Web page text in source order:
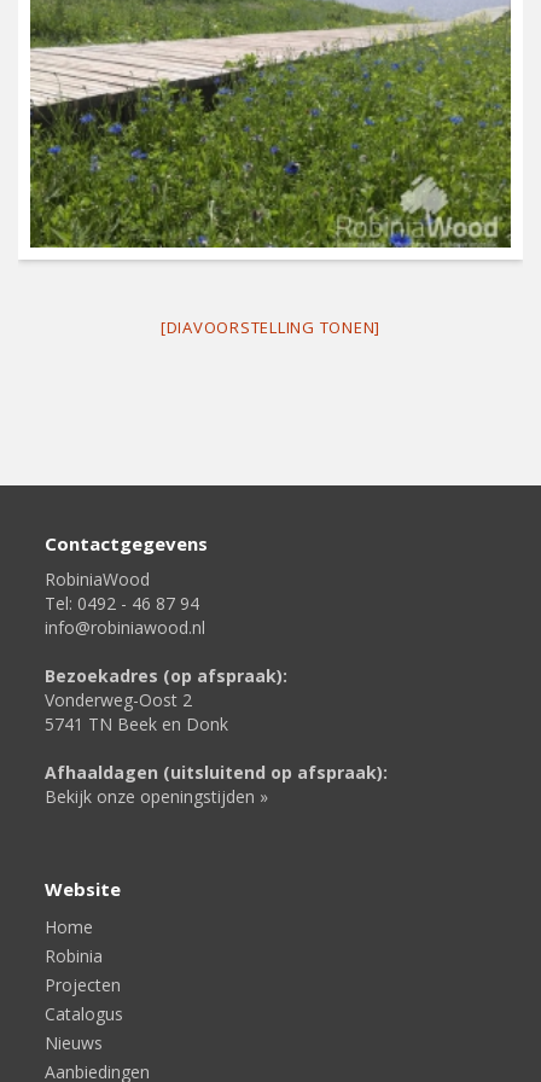
[DIAVOORSTELLING TONEN]
Contactgegevens
RobiniaWood
Tel: 0492 - 46 87 94
info@robiniawood.nl
Bezoekadres (op afspraak):
Vonderweg-Oost 2
5741 TN Beek en Donk
Afhaaldagen (uitsluitend op afspraak):
Bekijk onze openingstijden »
Website
Home
Robinia
Projecten
Catalogus
Nieuws
Aanbiedingen